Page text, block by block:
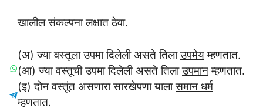
खालील संकल्पना लक्षात ठेवा.
(अ) ज्या वस्तूला उपमा दिलेली असते तिलाउपमेयम्हणतात.
(आ) ज्या वस्तूची उपमा दिलेली असते तिलाउपमानम्हणतात.
(इ) दोन वस्तूंत असणारा सारखेपणा यालासमान धर्म
म्हणतात.